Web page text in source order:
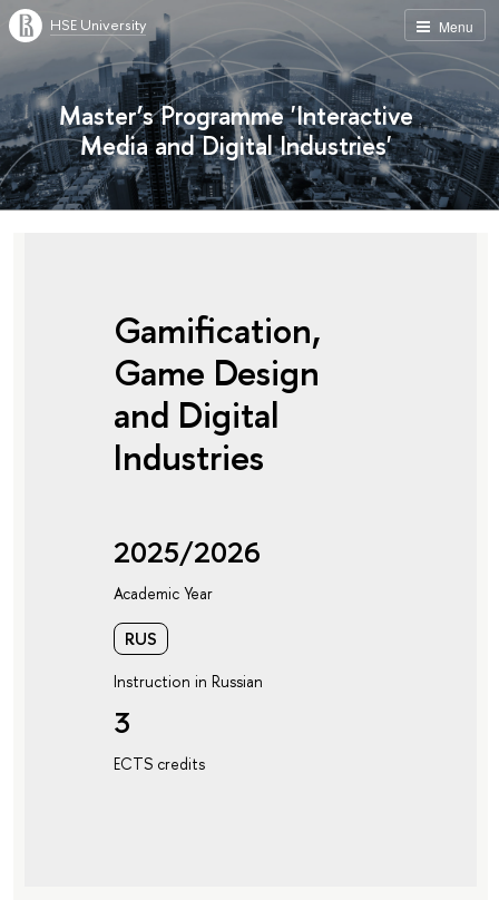
Menu
HSE University
Master’s Programme 'Interactive
Media and Digital Industries'
Gamification,
Game Design
and Digital
Industries
2025/2026
Academic Year
RUS
Instruction in Russian
3
ECTS credits